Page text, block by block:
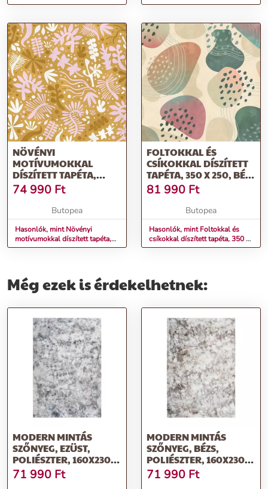
VAYANA
zöld - bézs - TOBOGAN
NÖVÉNYI
MOTÍVUMOKKAL
DÍSZÍTETT TAPÉTA,
300X250 CM,
MUSTÁRSÁRGA -
RÓZSASZÍN - FEHÉR -
74 990 Ft
Butopea
Hasonlók, mint Növényi
motívumokkal díszített tapéta,
300x250 cm, mustársárga -
FOLTOKKAL ÉS
CSÍKOKKAL DÍSZÍTETT
TAPÉTA, 350 X 250, BÉZS
- SÖTÉTZÖLD -
RÓZSASZÍN - HARICOTS
81 990 Ft
Butopea
Hasonlók, mint Foltokkal és
csíkokkal díszített tapéta, 350 x
250, bézs - sötétzöld -
Még ezek is érdekelhetnek:
MODERN MINTÁS
SZŐNYEG, EZÜST,
POLIÉSZTER, 160X230
CM - CARRELIS
71 990 Ft
MODERN MINTÁS
SZŐNYEG, BÉZS,
POLIÉSZTER, 160X230
CM - CARRELIS
71 990 Ft